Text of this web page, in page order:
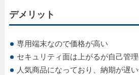
デメリット
専用端末なので価格が高い
セキュリティ面は上がるが自己管
人気商品になっており、納期が遅